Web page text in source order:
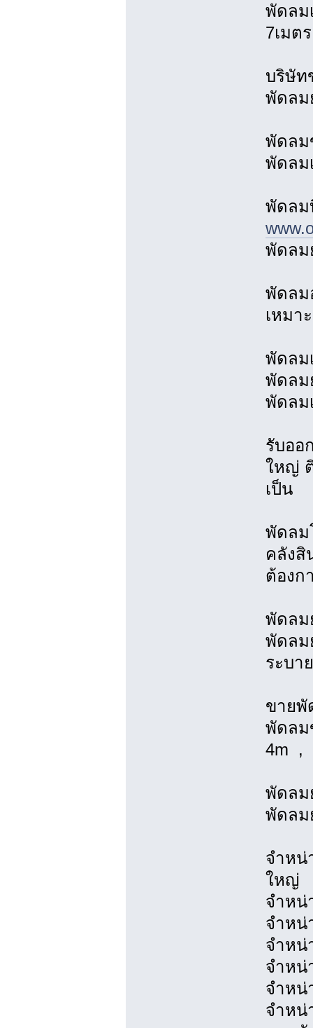
พัดลม
7เมตร
บริษัท
พัดลม
พัดล
พัดลม
พัดล
พัดลม
พัดลม
เหมา
พัดลม
พัดลม
พัดลม
รับออ
ใหญ่
เป็น
พัดลม
คลังสิ
ต้องก
พัดลม
พัดลม
ระบา
ขายพั
พัดล
4m ,
พัดลม
พัดลม
จำหน่
ใหญ่
จำหน่
จำหน่
จำหน่
จำหน่
จำหน่
จำห